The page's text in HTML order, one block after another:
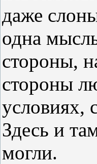
даже
одна
стороны,
стороны
условиях,
Здесь и
могли.